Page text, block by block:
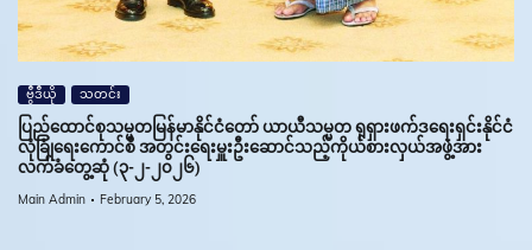
ဗွီဒီယို သတင်း
ပြည်ထောင်စုသမ္မတမြန်မာနိုင်ငံတော် ယာယီသမ္မတ ရုရှားဖက်ဒရေးရှင်းနိုင်ငံ
လုံခြုံရေးကောင်စီ အတွင်းရေးမှူးဦးဆောင်သည့်ကိုယ်စားလှယ်အဖွဲ့အား
လက်ခံတွေ့ဆုံ (၃-၂-၂၀၂၆)
Main Admin February 5, 2026